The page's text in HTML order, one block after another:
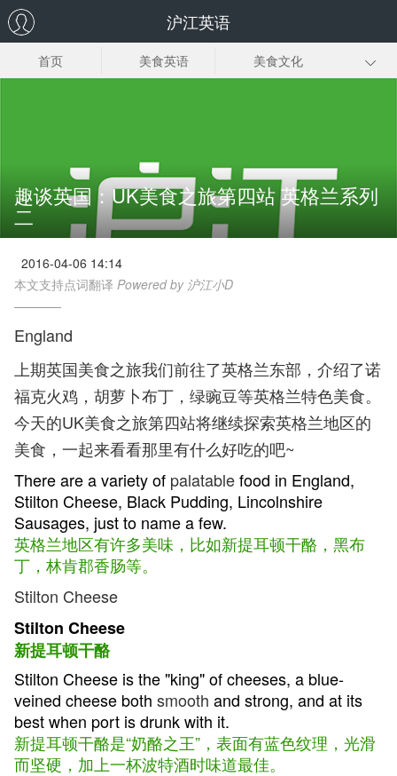
沪江英语
首页 美食英语 美食文化
趣谈英国：UK美食之旅第四站 英格兰系列
二
2016-04-06 14:14
本文支持点词翻译 Powered by 沪江小D
England
上期英国美食之旅我们前往了英格兰东部，介绍了诺
福克火鸡，胡萝卜布丁，绿豌豆等英格兰特色美食。
今天的UK美食之旅第四站将继续探索英格兰地区的
美食，一起来看看那里有什么好吃的吧~
There are a variety of palatablefood in England,
Stilton Cheese, Black Pudding, Lincolnshire
Sausages, just to name a few.
英格兰地区有许多美味，比如新提耳顿干酪，黑布
丁，林肯郡香肠等。
Stilton Cheese
Stilton Cheese
新提耳顿干酪
Stilton Cheese is the "king" of cheeses, a blue-
veined cheese both smooth and strong, and at its
best when port is drunk with it.
新提耳顿干酪是“奶酪之王”，表面有蓝色纹理，光滑
而坚硬，加上一杯波特酒时味道最佳。